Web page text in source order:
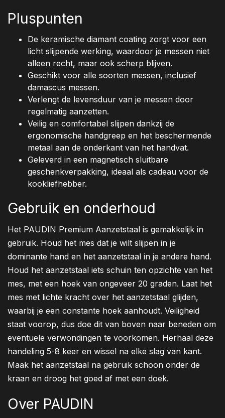
Pluspunten
De keramische diamant coating zorgt voor een
licht slijpende werking, waardoor je messen niet
alleen recht, maar ook scherp blijven.
Geschikt voor alle soorten messen, inclusief
damascus messen.
Verlengt de levensduur van je messen door
regelmatig aanzetten.
Veilig en comfortabel slijpen dankzij de
ergonomische handgreep en het beschermende
metaal aan de onderkant van het handvat.
Geleverd in een magnetisch sluitbare
geschenkverpakking, ideaal als cadeau voor de
kookliefhebber.
Gebruik en onderhoud
Het PAUDIN Premium Aanzetstaal is gemakkelijk in
gebruik. Houd het mes dat je wilt slijpen in je
dominante hand en het aanzetstaal in je andere hand.
Houd het aanzetstaal iets schuin ten opzichte van het
mes, met een hoek van ongeveer 20 graden. Laat het
mes met lichte kracht over het aanzetstaal glijden,
waarbij je een constante hoek aanhoudt. Veiligheid
staat voorop, dus doe dit van boven naar beneden om
eventuele verwondingen te voorkomen. Herhaal deze
handeling 5-8 keer en wissel na elke slag van kant.
Maak het aanzetstaal na gebruik schoon onder de
kraan en droog het goed af met een doek.
Over PAUDIN